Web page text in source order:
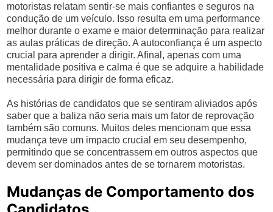
motoristas relatam sentir-se mais confiantes e seguros na
condução de um veículo. Isso resulta em uma performance
melhor durante o exame e maior determinação para realizar
as aulas práticas de direção. A autoconfiança é um aspecto
crucial para aprender a dirigir. Afinal, apenas com uma
mentalidade positiva e calma é que se adquire a habilidade
necessária para dirigir de forma eficaz.
As histórias de candidatos que se sentiram aliviados após
saber que a baliza não seria mais um fator de reprovação
também são comuns. Muitos deles mencionam que essa
mudança teve um impacto crucial em seu desempenho,
permitindo que se concentrassem em outros aspectos que
devem ser dominados antes de se tornarem motoristas.
Mudanças de Comportamento dos